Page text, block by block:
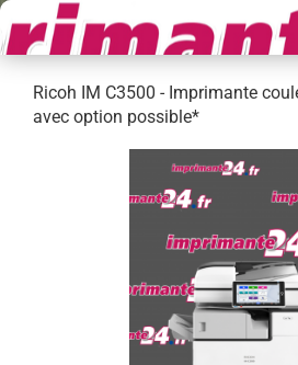
Ricoh IM C3500 - Imprimante
avec option possible*